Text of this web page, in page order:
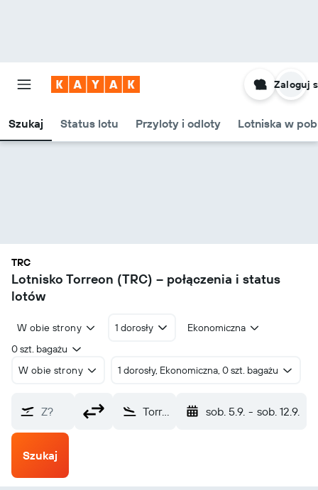
Szukaj Status lotu Przyloty i odloty Lotniska w
Zaloguj
TRC
Lotnisko Torreon (TRC) – połączenia i status
lotów
W obie strony 1 dorosły
Ekonomiczna
0 szt. bagażu
W obie strony
1 dorosły, Ekonomiczna, 0 szt. bagażu
Z? Torreon (TRC) sob. 5.9. - sob. 12.9.
Szukaj